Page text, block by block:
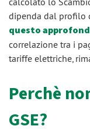
dipenda dal profilo
questo
correlazione tra i
tariffe elettriche,
Perchè
GSE?